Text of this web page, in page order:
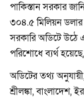
পাকিস্তান সরকার
৩০৪.৫ মিলিয়ন
সরকারি অডিটে উঠে
পরিশোধে ব্যর্থ
অডিটের তথ্য
শ্রীলঙ্কা,